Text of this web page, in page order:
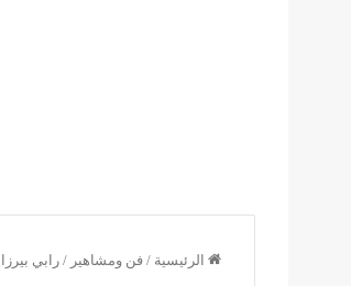
الرئيسية / فن ومشاهير /رابي